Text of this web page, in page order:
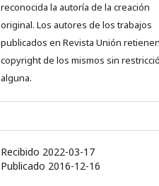
reconocida la autoría de la creación
original. Los autores de los trabajos
publicados en Revista Unión
copyright de los mismos sin
alguna.
Recibido 2022-03-17
Publicado 2016-12-16